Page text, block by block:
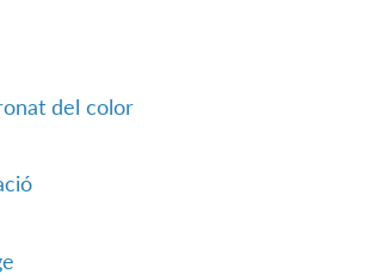
del color